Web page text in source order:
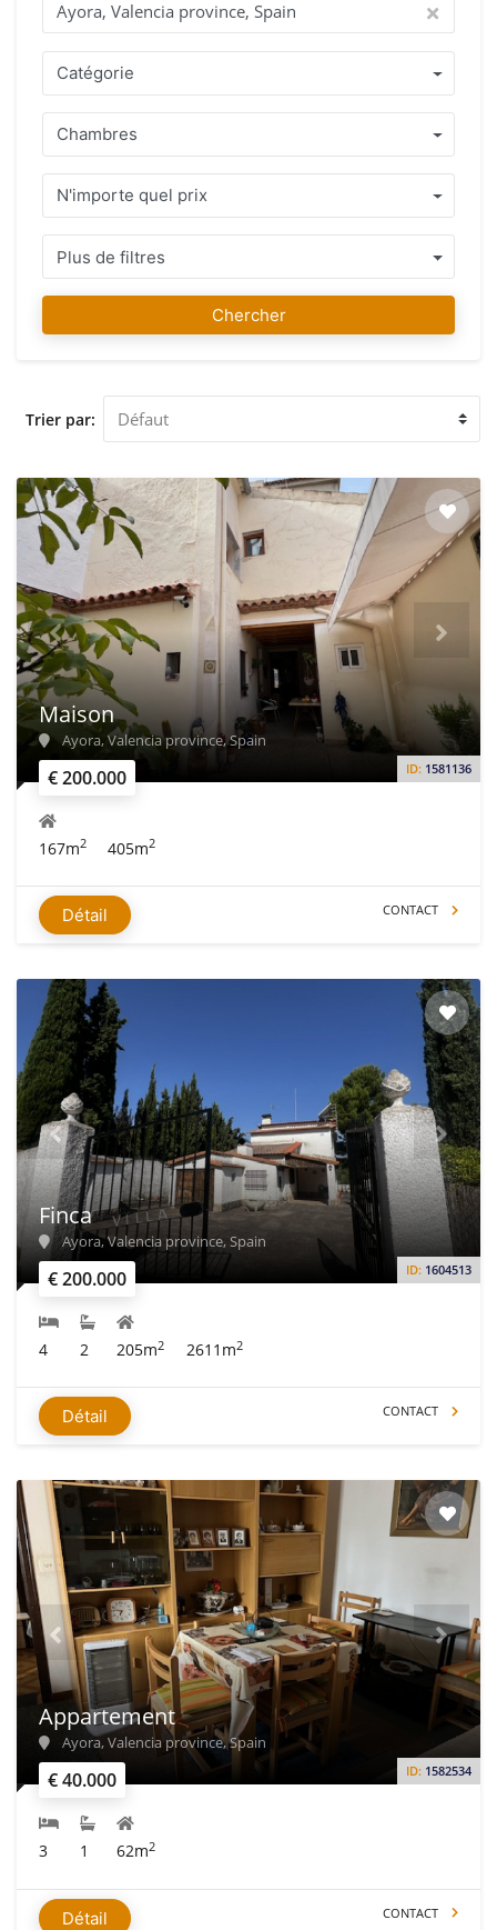
Catégorie
Chambres
N'importe quel prix
Plus de filtres
Chercher
Trier par:
€ 200.000 ID: 1581136
Maison
Ayora, Valencia province, Spain
167m2 405m2
Détail CONTACT
€ 200.000 ID: 1604513
Finca
Ayora, Valencia province, Spain
4 2 205m2 2611m2
Détail CONTACT
€ 40.000 ID: 1582534
Appartement
Ayora, Valencia province, Spain
3 1 62m2
Détail CONTACT